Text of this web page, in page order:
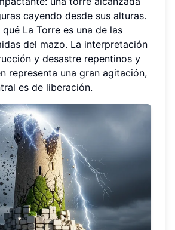
cayendo desde sus alturas.
La Torre es una de las
del mazo. La interpretación
y desastre repentinos y
representa una gran agitación,
es de liberación.